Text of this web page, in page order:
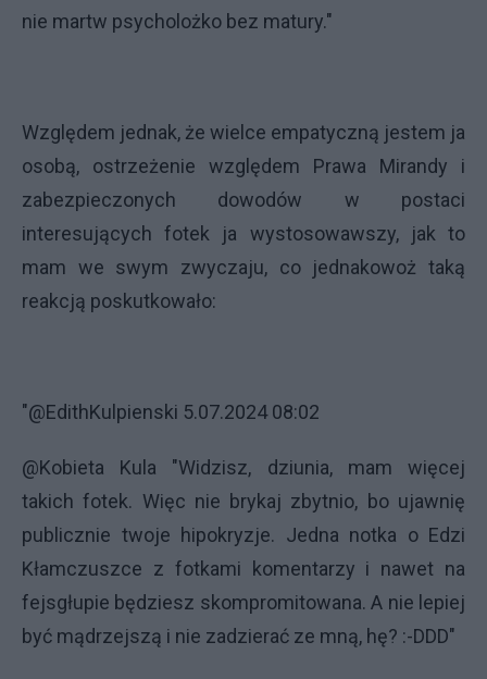
nie martw psycholożko bez matury."
Względem jednak, że wielce empatyczną jestem ja
osobą, ostrzeżenie względem Prawa Mirandy i
zabezpieczonych dowodów w postaci
interesujących fotek ja wystosowawszy, jak to
mam we swym zwyczaju, co jednakowoż taką
reakcją poskutkowało:
"@EdithKulpienski 5.07.2024 08:02
@Kobieta Kula "Widzisz, dziunia, mam więcej
takich fotek. Więc nie brykaj zbytnio, bo ujawnię
publicznie twoje hipokryzje. Jedna notka o Edzi
Kłamczuszce z fotkami komentarzy i nawet na
fejsgłupie będziesz skompromitowana. A nie lepiej
być mądrzejszą i nie zadzierać ze mną, hę? :-DDD"